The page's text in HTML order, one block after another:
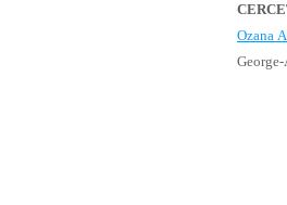
Ozana